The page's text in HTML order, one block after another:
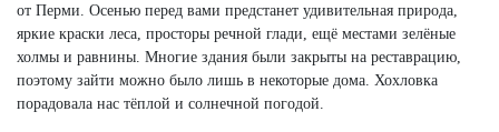
от Перми. Осенью перед вами предстанет удивительная природа,
яркие краски леса, просторы речной глади, ещё местами зелёные
холмы и равнины. Многие здания были закрыты на реставрацию,
поэтому зайти можно было лишь в некоторые дома. Хохловка
порадовала нас тёплой и солнечной погодой.